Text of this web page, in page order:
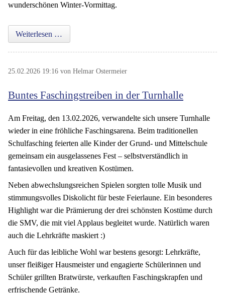
wunderschönen Winter-Vormittag.
Weiterlesen …
25.02.2026 19:16 von Helmar Ostermeier
Buntes Faschingstreiben in der Turnhalle
Am Freitag, den 13.02.2026, verwandelte sich unsere Turnhalle
wieder in eine fröhliche Faschingsarena. Beim traditionellen
Schulfasching feierten alle Kinder der Grund- und Mittelschule
gemeinsam ein ausgelassenes Fest – selbstverständlich in
fantasievollen und kreativen Kostümen.
Neben abwechslungsreichen Spielen sorgten tolle Musik und
stimmungsvolles Diskolicht für beste Feierlaune. Ein besonderes
Highlight war die Prämierung der drei schönsten Kostüme durch
die SMV, die mit viel Applaus begleitet wurde. Natürlich waren
auch die Lehrkräfte maskiert :)
Auch für das leibliche Wohl war bestens gesorgt: Lehrkräfte,
unser fleißiger Hausmeister und engagierte Schülerinnen und
Schüler grillten Bratwürste, verkauften Faschingskrapfen und
erfrischende Getränke.